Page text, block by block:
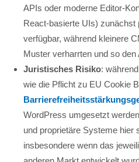
APIs oder moderne Editor-
React-basierte UIs)
verfügbar, während kleinere
Muster verharrten und so
Juristisches Risiko:
wie die Pflicht zu EU Cookie
WordPress umgesetzt
und proprietäre Systeme hier
insbesondere wenn das